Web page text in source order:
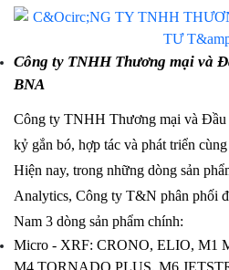
Công ty TNHH Thương mại và
BNA
Công ty TNHH Thương mại và
kỷ gắn bó, hợp tác và phát triển
Hiện nay, trong những dòng sản
Analytics, Công ty T&N phân phối
Nam 3 dòng sản phẩm chính:
Micro - XRF: CRONO, ELIO, M1